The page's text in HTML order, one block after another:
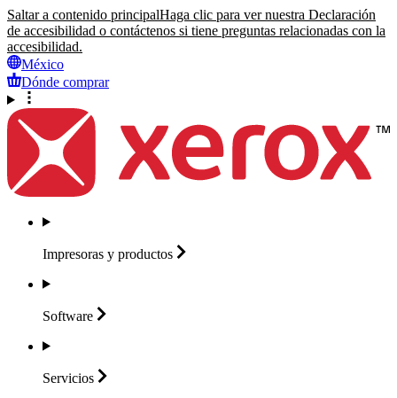
Saltar a contenido principalHaga clic para ver nuestra Declaración
de accesibilidad o contáctenos si tiene preguntas relacionadas con la
accesibilidad.
México
Dónde comprar
Impresoras y productos
Software
Servicios